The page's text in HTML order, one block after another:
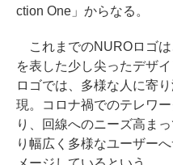
ction One」からなる。
これまでのNUROロゴは
を表した少し尖ったデザ
ロゴでは、多様な人に寄
現。コロナ禍でのテレワ
り、回線へのニーズ高ま
り幅広く多様なユーザー